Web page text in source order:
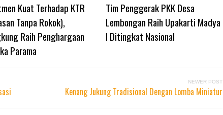
Kuat Terhadap KTR
Tanpa Rokok),
Raih Penghargaan
Parama
Tim Penggerak PKK Desa
Lembongan Raih Upakarti Madya
I Ditingkat Nasional
NEWER POST
Kenang Jukung Tradisional Dengan Lomba Miniatur